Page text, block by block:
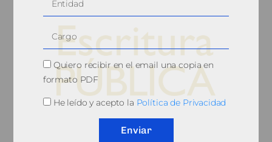
Quiero recibir en el email una copia en
formato PDF
He leído y acepto la Política de Privacidad
Enviar